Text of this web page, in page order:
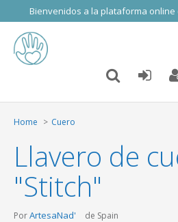
Bienvenidos a la plataforma
Home Cuero
Llavero de
"Stitch"
PorArtesaNad' de Spain